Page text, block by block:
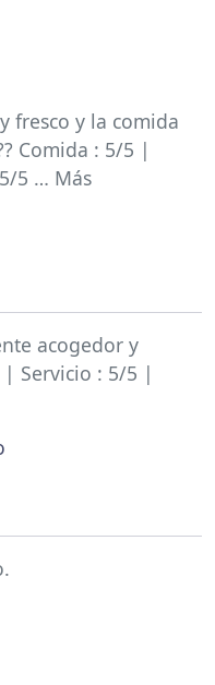
fresco y la comida
Comida : 5/5 |
5 … Más
acogedor y
| Servicio : 5/5 |